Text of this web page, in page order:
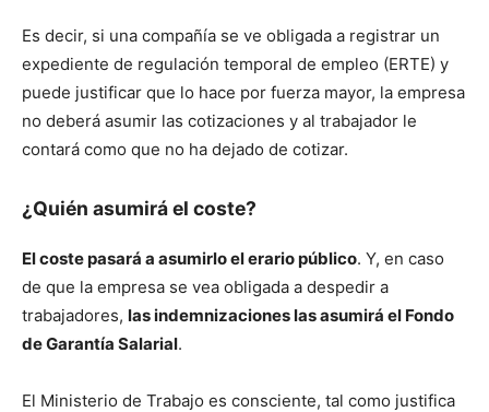
Es decir, si una compañía se ve obligada a registrar un
expediente de regulación temporal de empleo (ERTE) y
puede justificar que lo hace por fuerza mayor, la empresa
no deberá asumir las cotizaciones y al trabajador le
contará como que no ha dejado de cotizar.
¿Quién asumirá el coste?
El coste pasará a asumirlo el erario público. Y, en caso
de que la empresa se vea obligada a despedir a
trabajadores, las indemnizaciones las asumirá el Fondo
de Garantía Salarial.
El Ministerio de Trabajo es consciente, tal como justifica